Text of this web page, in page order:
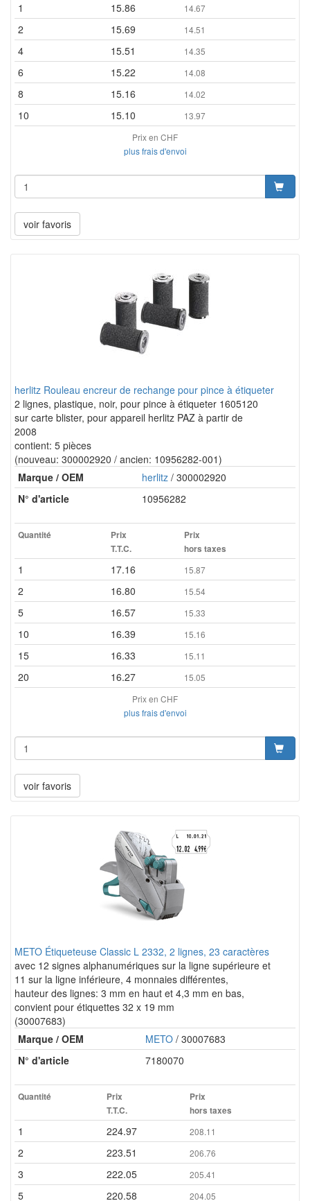
1 15.86 14.67
2 15.69 14.51
4 15.51 14.35
6 15.22 14.08
8 15.16 14.02
10 15.10
13.97
Prix en CHF
plus frais d'envoi
voir favoris
herlitz Rouleau encreur de rechange pour pince à étiqueter
2 lignes, plastique, noir, pour pince à étiqueter 1605120
sur carte blister, pour appareil herlitz PAZ à partir de
2008
contient: 5 pièces
(nouveau: 300002920 / ancien: 10956282-001)
Marque / OEM
herlitz / 300002920
N° d'article
10956282
Quantité
Prix
T.T.C.
Prix
hors taxes
1 17.16 15.87
2 16.80 15.54
5 16.57 15.33
10 16.39 15.16
15 16.33 15.11
20 16.27
15.05
Prix en CHF
plus frais d'envoi
voir favoris
METO Étiqueteuse Classic L 2332, 2 lignes, 23 caractères
avec 12 signes alphanumériques sur la ligne supérieure et
11 sur la ligne inférieure, 4 monnaies différentes,
hauteur des lignes: 3 mm en haut et 4,3 mm en bas,
convient pour étiquettes 32 x 19 mm
(30007683)
Marque / OEM
METO / 30007683
N° d'article
7180070
Quantité
Prix
T.T.C.
Prix
hors taxes
1 224.97 208.11
2 223.51 206.76
3 222.05 205.41
5 220.58 204.05